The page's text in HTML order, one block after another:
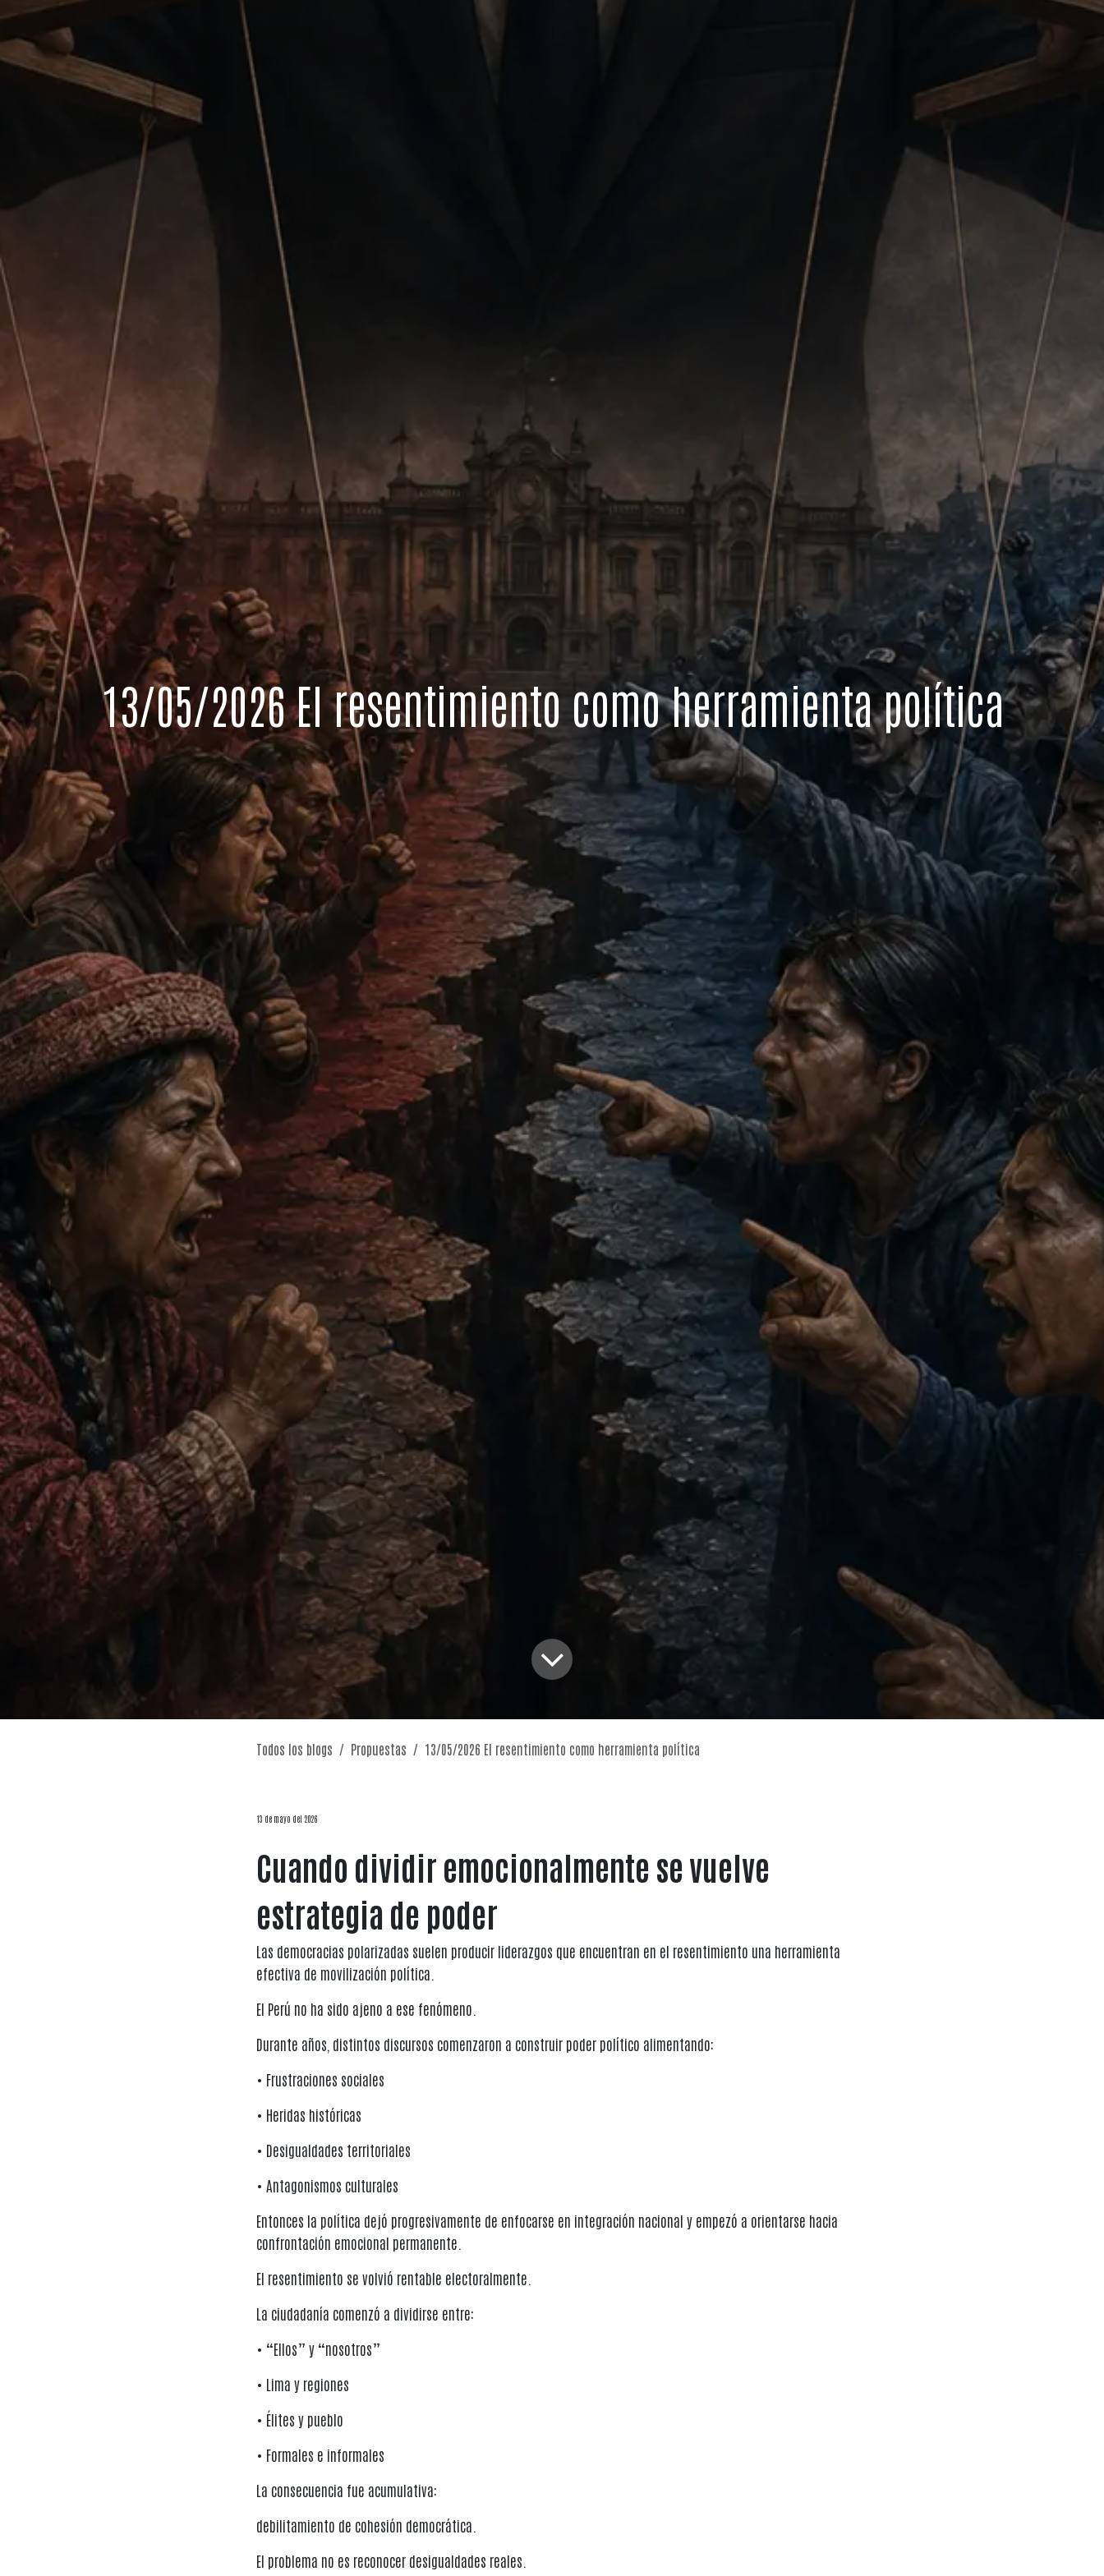
13/05/2026 El resentimiento como herramienta política
Todos los blogs Propuestas 13/05/2026 El resentimiento como herramienta política
13 de mayo del 2026
Cuando dividir emocionalmente se vuelve
estrategia de poder
Las democracias polarizadas suelen producir liderazgos que encuentran en el resentimiento una herramienta
efectiva de movilización política.
El Perú no ha sido ajeno a ese fenómeno.
Durante años, distintos discursos comenzaron a construir poder político alimentando:
• Frustraciones sociales
• Heridas históricas
• Desigualdades territoriales
• Antagonismos culturales
Entonces la política dejó progresivamente de enfocarse en integración nacional y empezó a orientarse hacia
confrontación emocional permanente.
El resentimiento se volvió rentable electoralmente.
La ciudadanía comenzó a dividirse entre:
• “Ellos” y “nosotros”
• Lima y regiones
• Élites y pueblo
• Formales e informales
La consecuencia fue acumulativa:
debilitamiento de cohesión democrática.
El problema no es reconocer desigualdades reales.